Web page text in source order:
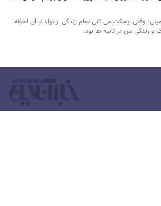
وقتی ایجکت می کنی تمام زندگی از تولد تا آن لحظه
زندگی من در ثانیه ها بود.